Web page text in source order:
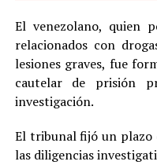
El venezolano, quien
relacionados con
lesiones graves, fue
cautelar de prisión
investigación.
El tribunal fijó un plazo
las diligencias